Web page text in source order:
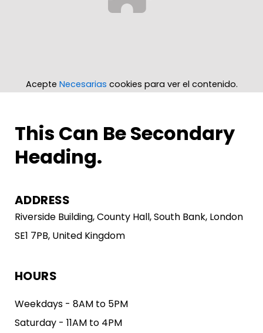
Acepte Necesarias cookies para ver el contenido.
This Can Be Secondary
Heading.
ADDRESS
Riverside Building, County Hall, South Bank, London
SE1 7PB, United Kingdom
HOURS
Weekdays - 8AM to 5PM
Saturday - 11AM to 4PM